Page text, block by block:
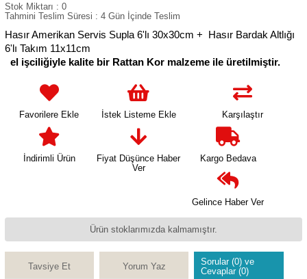
Stok Miktarı : 0
Tahmini Teslim Süresi : 4 Gün İçinde Teslim
Hasır Amerikan Servis Supla 6'lı 30x30cm + Hasır Bardak Altlığı
6'lı Takım 11x11cm
el işciliğiyle kalite bir Rattan Kor malzeme ile üretilmiştir.
Favorilere Ekle İstek Listeme Ekle Karşılaştır
İndirimli Ürün
Fiyat Düşünce Haber
Ver
Kargo Bedava
Gelince Haber Ver
Ürün stoklarımızda kalmamıştır.
Tavsiye Et Yorum Yaz
Sorular (0) ve
Cevaplar (0)